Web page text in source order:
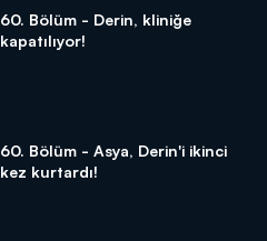
60. Bölüm - Derin, kliniğe
kapatılıyor!
60. Bölüm - Asya, Derin'i ikinci
kez kurtardı!